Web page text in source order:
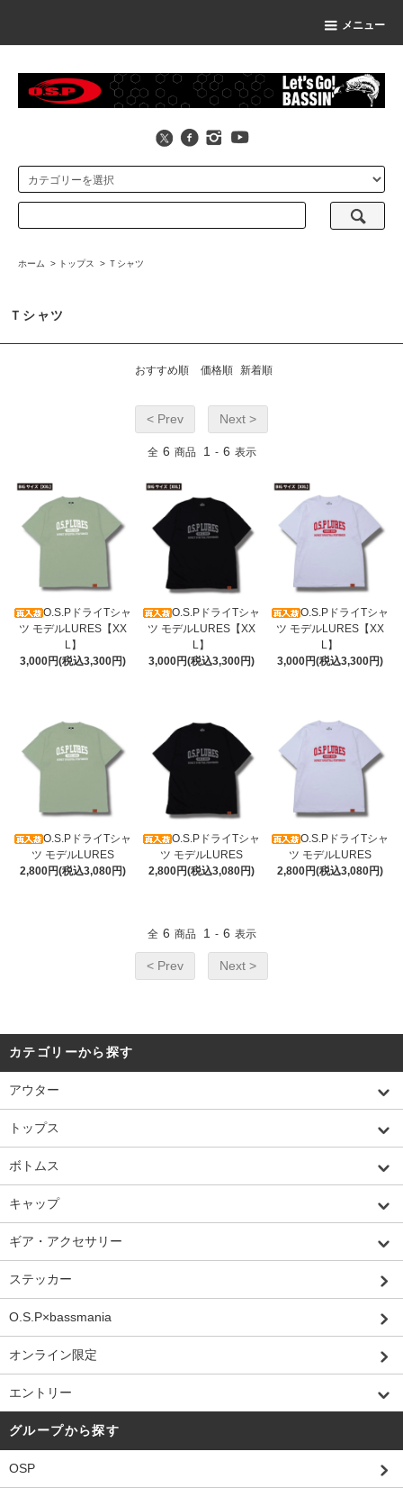
メニュー
ホーム > トップス > Ｔシャツ
Ｔシャツ
おすすめ順 価格順 新着順
< Prev Next >
全 6 商品 1 - 6 表示
O.S.PドライTシャ
ツ モデルLURES【XX
L】
3,000円(税込3,300円)
O.S.PドライTシャ
ツ モデルLURES【XX
L】
3,000円(税込3,300円)
O.S.PドライTシャ
ツ モデルLURES【XX
L】
3,000円(税込3,300円)
O.S.PドライTシャ
ツ モデルLURES
2,800円(税込3,080円)
O.S.PドライTシャ
ツ モデルLURES
2,800円(税込3,080円)
O.S.PドライTシャ
ツ モデルLURES
2,800円(税込3,080円)
全 6 商品 1 - 6 表示
< Prev Next >
カテゴリーから探す
アウター
トップス
ボトムス
キャップ
ギア・アクセサリー
ステッカー
O.S.P×bassmania
オンライン限定
エントリー
グループから探す
OSP